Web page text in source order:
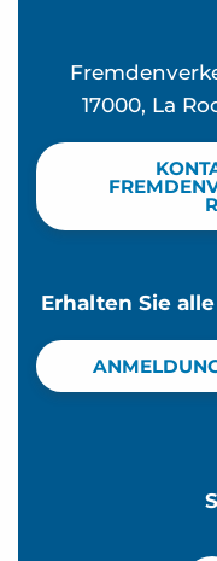
17000, La
Erhalten Sie